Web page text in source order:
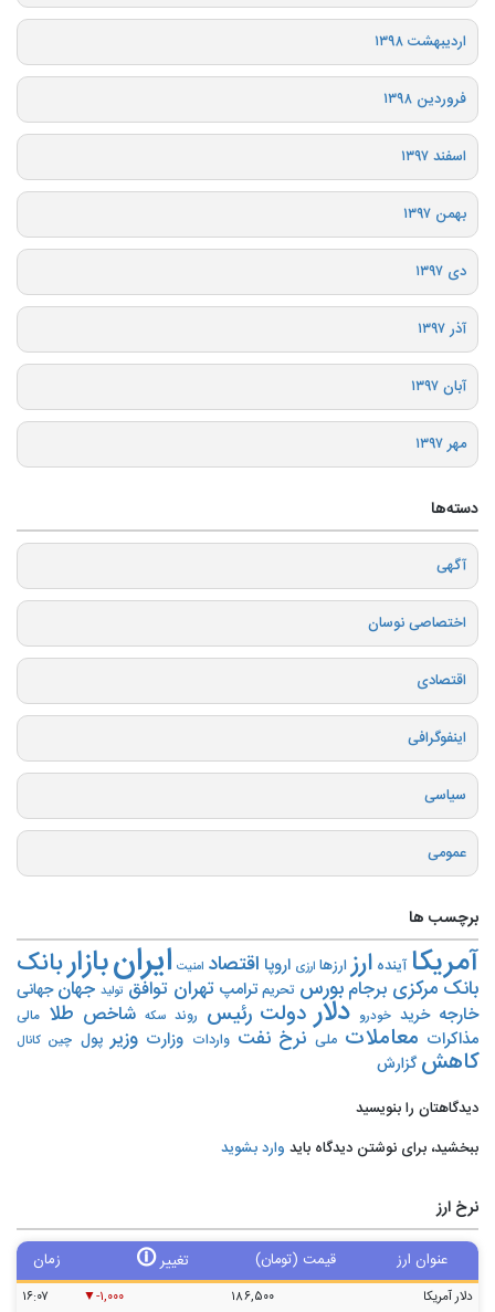
اردیبهشت ۱۳۹۸
فروردین ۱۳۹۸
اسفند ۱۳۹۷
بهمن ۱۳۹۷
دی ۱۳۹۷
آذر ۱۳۹۷
آبان ۱۳۹۷
مهر ۱۳۹۷
دسته‌ها
آگهی
اختصاصی نوسان
اقتصادی
اینفوگرافی
سیاسی
عمومی
برچسب ها
آمریکا آینده ارز ارزها ارزی اروپا اقتصاد امنیت ایرانبازار بانک
بانک مرکزی برجام بورس تحریم‌ ترامپ تهران توافق تولید جهان جهانی
خارجه خرید خودرو دلار دولت رئیس روند سکه شاخص طلا مالی
مذاکرات معاملات ملی نرخ نفت واردات وزارت وزیر پول چین کانال
کاهش گزارش
دیدگاهتان را بنویسید
ببخشید، برای نوشتن دیدگاه باید وارد بشوید
نرخ ارز
عنوان ارز قیمت (تومان) تغییر🛈 زمان
دلار آمریکا ۱۸۶,۵۰۰ -۱,۰۰۰ ۱۶:۰۷